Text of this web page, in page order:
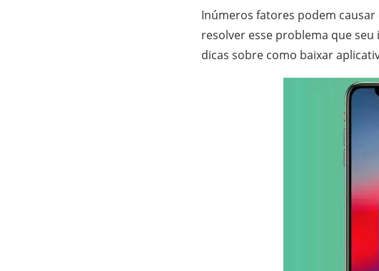
Inúmeros fatores podem causar
resolver esse problema que seu
dicas sobre como baixar